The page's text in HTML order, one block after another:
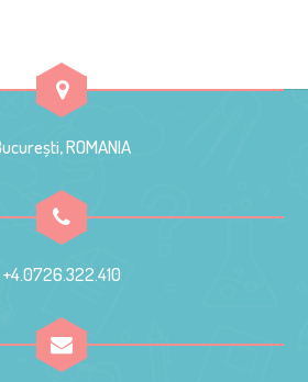
ROMANIA
+4.0726.322.410